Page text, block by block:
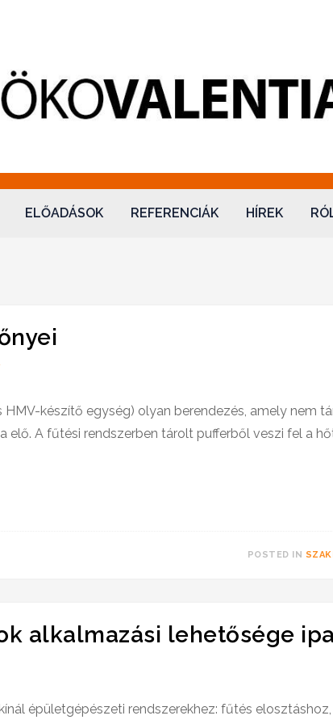
ELŐADÁSOK REFERENCIÁK HÍREK
készítő egység) olyan berendezés, amely nem
elő. A fűtési rendszerben tárolt pufferből veszi fel a
POSTED IN
alkalmazási lehetősége
épületgépészeti rendszerekhez: fűtés